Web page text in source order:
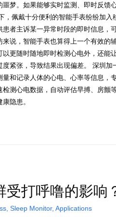
噩梦。如果能够实时监测、即时反馈
，佩戴十分便利的智能手表纷纷加
患者主诉某一异常时段的即时信息，
来说，智能手表也算得上一个有效的
以更随时随地即时检测心电外，还能
度紧张，导致结果出现偏差。 深圳
量和记录人体的心电、心率等信息，
检测心电数据，自动评估早搏、房颤
隐患。
受打呼噜的影响
,Sleep Monitor,Applications